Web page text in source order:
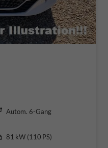
Autom. 6-Gang
81 kW (110 PS)